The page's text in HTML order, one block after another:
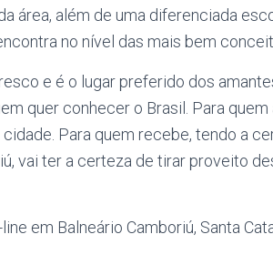
área, além de uma diferenciada
no nível das mais bem
e é o lugar preferido dos
quer conhecer o Brasil. Para quem
Para quem recebe, tendo a
vai ter a certeza de tirar proveito
em Balneário Camboriú, Santa